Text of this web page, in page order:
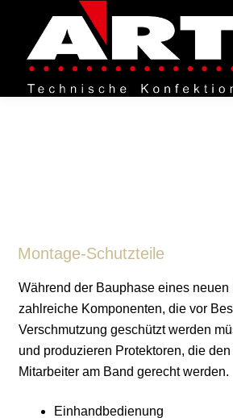
Montage-Schutzteile
Während der Bauphase eines
zahlreiche Komponenten, die vor
Verschmutzung geschützt werden
und produzieren Protektoren, die
Mitarbeiter am Band gerecht werden.
Einhandbedienung